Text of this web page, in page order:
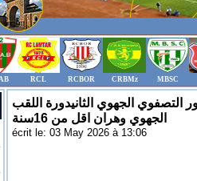
RCL RCBOR CRBMz MBSC
دورة اللقب الجهوي وهران اقل من 20 سنة والدور التصفوي الجهوي الثانيدورة اللقب
الجهوي وهران اقل من 16سنة
écrit le: 03 May 2026 à 13:06